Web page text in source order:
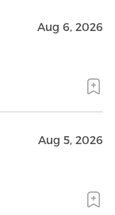
Aug 6, 2026
Aug 5, 2026